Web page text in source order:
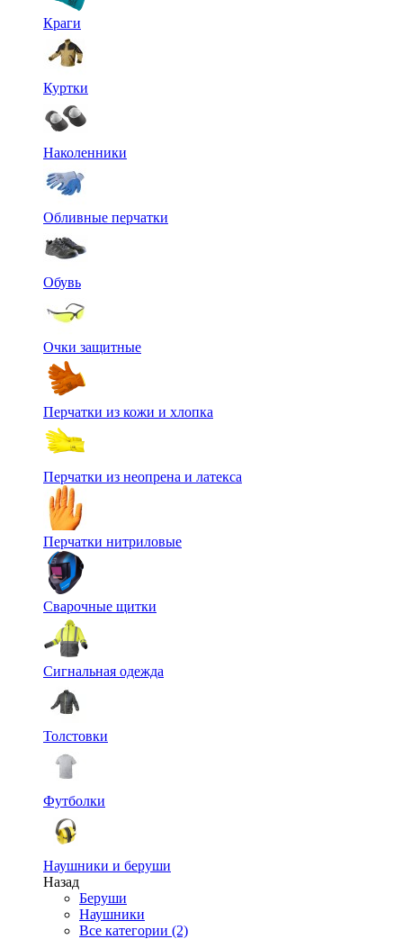
Краги
Куртки
Наколенники
Обливные перчатки
Обувь
Очки защитные
Перчатки из кожи и хлопка
Перчатки из неопрена и латекса
Перчатки нитриловые
Сварочные щитки
Сигнальная одежда
Толстовки
Футболки
Наушники и беруши
Назад
Беруши
Наушники
Все категории (2)